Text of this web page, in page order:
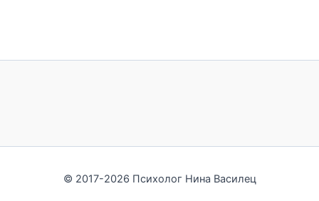
© 2017-2026 Психолог Нина Василец